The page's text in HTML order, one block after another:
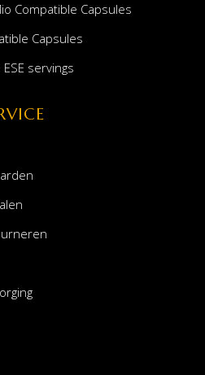
Compatible Capsules
Capsules
servings